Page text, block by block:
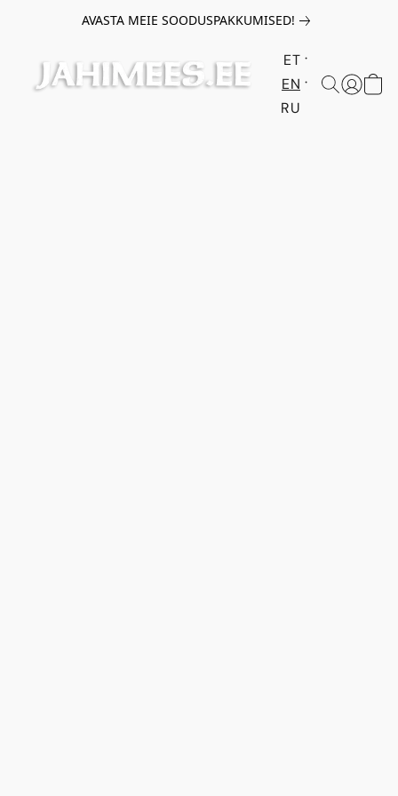
AVASTA MEIE SOODUSPAKKUMISED!
ET
EN
RU